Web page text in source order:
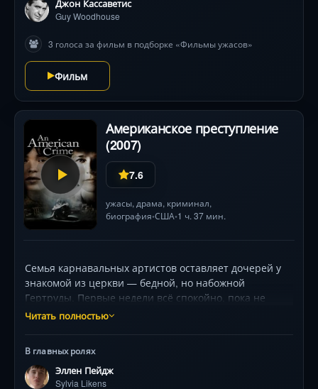
Джон Кассаветис
Guy Woodhouse
3 голоса за фильм в подборке «Фильмы ужасов»
Фильм
Американское преступление
(2007)
7.6
ужасы, драма, криминал,
биография•США•1 ч. 37 мин.
Семья карнавальных артистов оставляет дочерей у
знакомой из церкви — бедной, но набожной
Гертруды. Первые недели всё спокойно, пока не
задерживается перевод $20. Под предлогом
раскаленные иглы. Соседские подростки, дети
Гертруды — все становятся палачами. Катрин Кинер
Читать полностью
В главных ролях
Эллен Пейдж
Sylvia Likens